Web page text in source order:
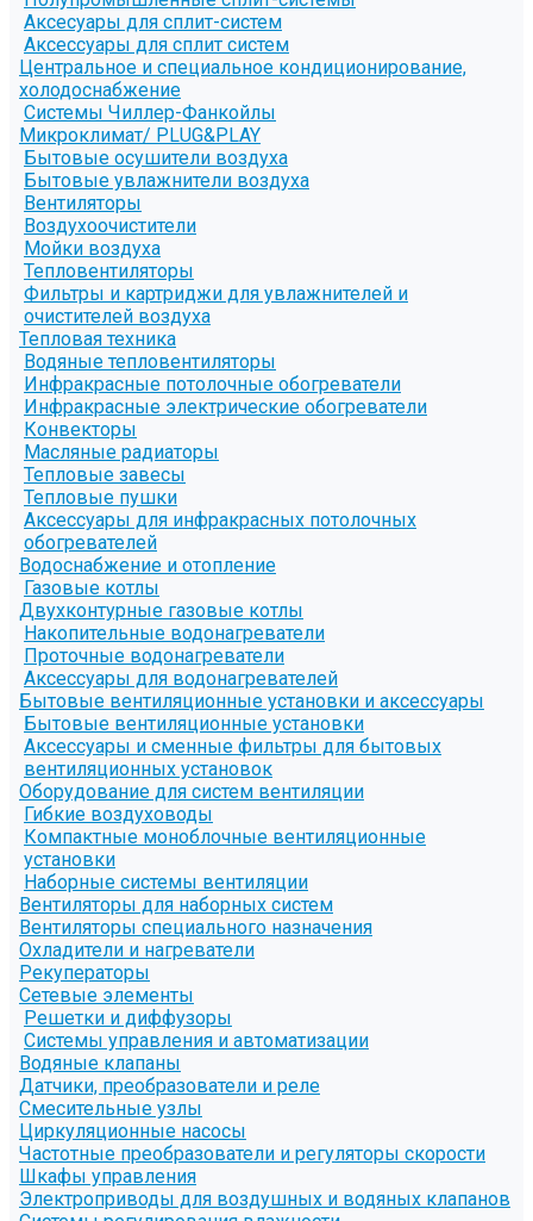
Аксесуары для сплит-систем
Аксессуары для сплит систем
Центральное и специальное кондиционирование,
холодоснабжение
Системы Чиллер-Фанкойлы
Микроклимат/ PLUG&PLAY
Бытовые осушители воздуха
Бытовые увлажнители воздуха
Вентиляторы
Воздухоочистители
Мойки воздуха
Тепловентиляторы
Фильтры и картриджи для увлажнителей и
очистителей воздуха
Тепловая техника
Водяные тепловентиляторы
Инфракрасные потолочные обогреватели
Инфракрасные электрические обогреватели
Конвекторы
Масляные радиаторы
Тепловые завесы
Тепловые пушки
Аксессуары для инфракрасных потолочных
обогревателей
Водоснабжение и отопление
Газовые котлы
Двухконтурные газовые котлы
Накопительные водонагреватели
Проточные водонагреватели
Аксессуары для водонагревателей
Бытовые вентиляционные установки и аксессуары
Бытовые вентиляционные установки
Аксессуары и сменные фильтры для бытовых
вентиляционных установок
Оборудование для систем вентиляции
Гибкие воздуховоды
Компактные моноблочные вентиляционные
установки
Наборные системы вентиляции
Вентиляторы для наборных систем
Вентиляторы специального назначения
Охладители и нагреватели
Рекуператоры
Сетевые элементы
Решетки и диффузоры
Системы управления и автоматизации
Водяные клапаны
Датчики, преобразователи и реле
Смесительные узлы
Циркуляционные насосы
Частотные преобразователи и регуляторы скорости
Шкафы управления
Электроприводы для воздушных и водяных клапанов